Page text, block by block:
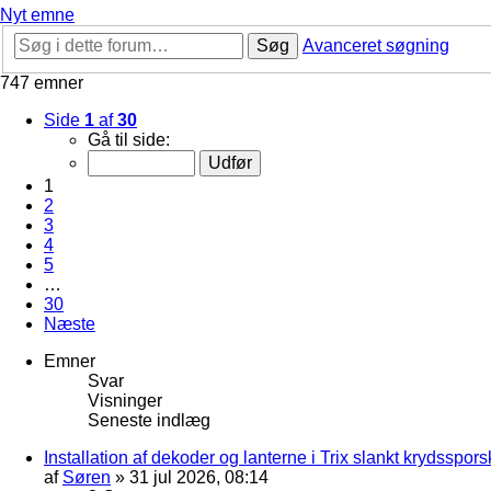
Nyt emne
Søg
Avanceret søgning
747 emner
Side 1 af30
Gå til side:
1
2
3
4
5
…
30
Næste
Emner
Svar
Visninger
Seneste indlæg
Installation af dekoder og lanterne i Trix slankt
af Søren » 31 jul 2026, 08:14